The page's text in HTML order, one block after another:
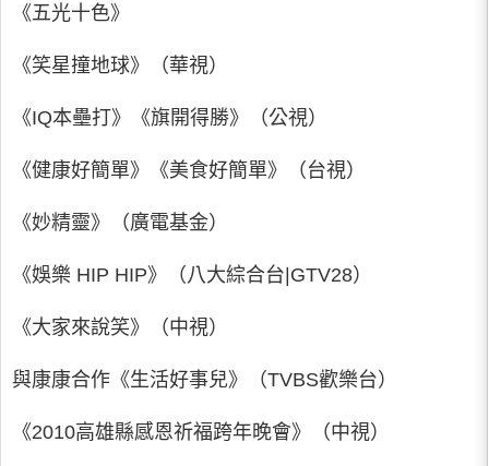
《五光十色》
《笑星撞地球》（華視）
《IQ本壘打》《旗開得勝》（公視）
《健康好簡單》《美食好簡單》（台視）
《妙精靈》（廣電基金）
《娛樂 HIP HIP》（八大綜合台|GTV28）
《大家來說笑》（中視）
與康康合作《生活好事兒》（TVBS歡樂台）
《2010高雄縣感恩祈福跨年晚會》（中視）